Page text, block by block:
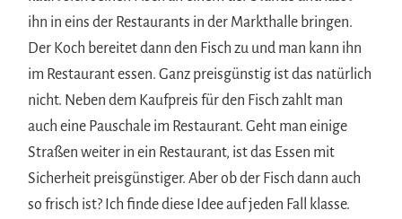
ihn in eins der Restaurants in der Markthalle bringen.
Der Koch bereitet dann den Fisch zu und man kann ihn
im Restaurant essen. Ganz preisgünstig ist das natürlich
nicht. Neben dem Kaufpreis für den Fisch zahlt man
auch eine Pauschale im Restaurant. Geht man einige
Straßen weiter in ein Restaurant, ist das Essen mit
Sicherheit preisgünstiger. Aber ob der Fisch dann auch
so frisch ist? Ich finde diese Idee auf jeden Fall klasse.